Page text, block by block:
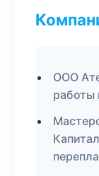
ООО
работы